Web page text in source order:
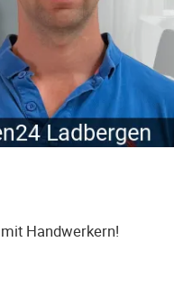
Handwerkern!